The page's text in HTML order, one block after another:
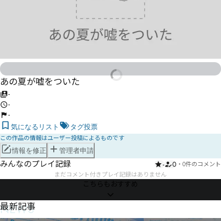
あの夏が嘘をついた
-
-
-
気になるリスト タグ投票
この作品の情報はユーザー投稿によるものです
情報を修正 管理者申請
みんなのプレイ記録 - 0 ・ 0件のコメント
まだコメント付きプレイ記録はありません
こちらもおすすめ
NEWS
最新記事